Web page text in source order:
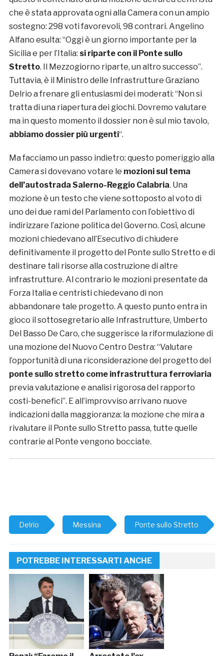
che è stata approvata ogni alla Camera con un ampio
sostegno: 298 voti favorevoli, 98 contrari. Angelino
Alfano esulta: “Oggi è un giorno importante per la
Sicilia e per l’Italia: si riparte con il Ponte sullo
Stretto. Il Mezzogiorno riparte, un altro successo”.
Tuttavia, è il Ministro delle Infrastrutture Graziano
Delrio a frenare gli entusiasmi dei moderati: “Non si
tratta di una riapertura dei giochi. Dovremo valutare
ma in questo momento il dossier non è sul mio tavolo,
abbiamo dossier più urgenti“.
Ma facciamo un passo indietro: questo pomeriggio alla
Camera si dovevano votare le mozioni sul tema
dell’autostrada Salerno-Reggio Calabria. Una
mozione è un testo che viene sottoposto al voto di
uno dei due rami del Parlamento con l’obiettivo di
indirizzare l’azione politica del Governo. Così, alcune
mozioni chiedevano all’Esecutivo di chiudere
definitivamente il progetto del Ponte sullo Stretto e di
destinare tali risorse alla costruzione di altre
infrastrutture. Al contrario le mozioni presentate da
Forza Italia e centristi chiedevano di non
abbandonare tale progetto. A questo punto entra in
gioco il sottosegretario alle Infrastrutture, Umberto
Del Basso De Caro, che suggerisce la riformulazione di
una mozione del Nuovo Centro Destra: “Valutare
l’opportunità di una riconsiderazione del progetto del
ponte sullo stretto come infrastruttura ferroviaria
previa valutazione e analisi rigorosa del rapporto
costi-benefici”. E all’improvviso arrivano nuove
indicazioni dalla maggioranza: la mozione che mira a
rivalutare il Ponte sullo Stretto passa, tutte quelle
contrarie al Ponte vengono bocciate.
Delrio Messina Ponte sullo Stretto
POTREBBE INTERESSARTI ANCHE